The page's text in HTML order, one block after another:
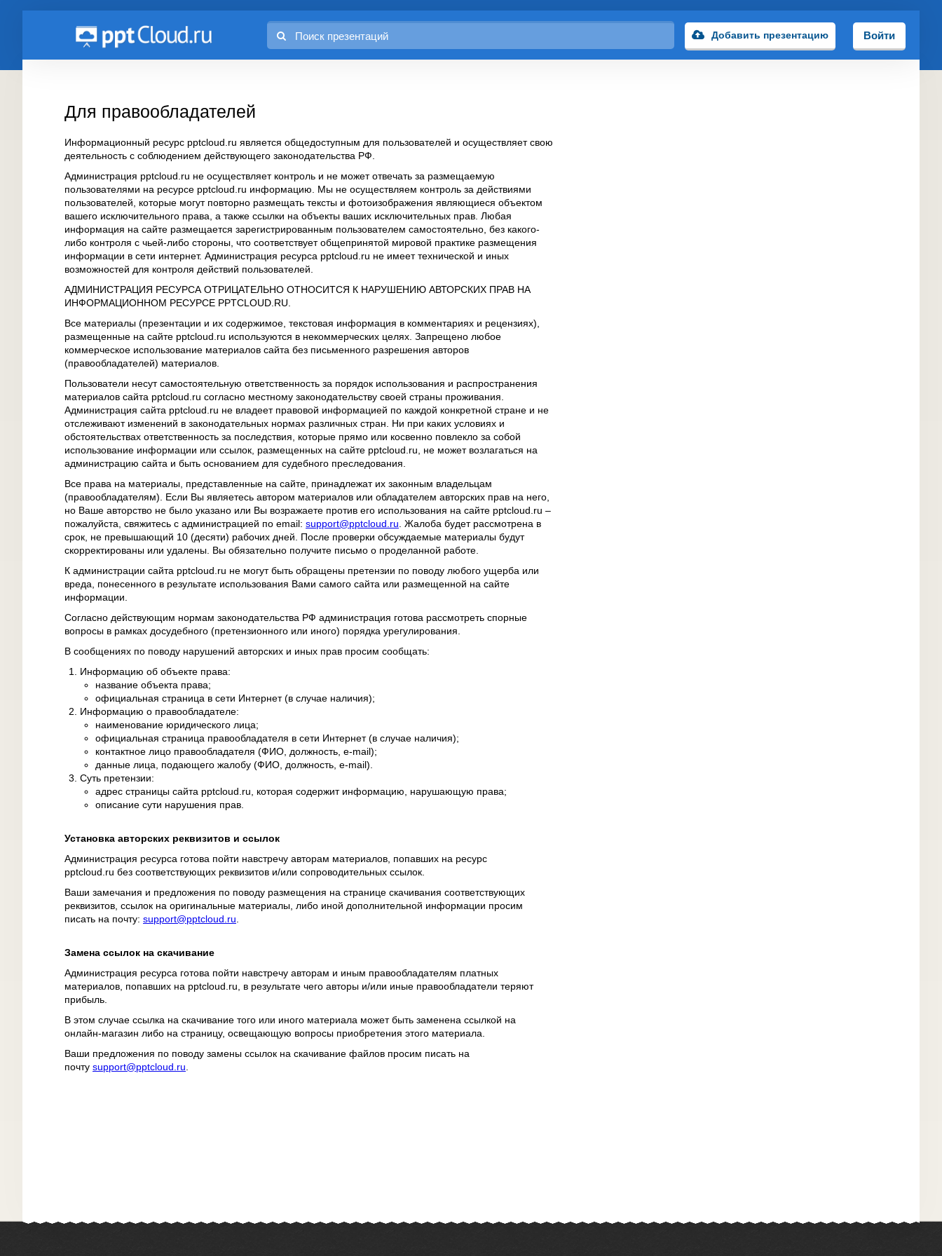
Добавить презентацию Войти
Для правообладателей
Информационный ресурс pptcloud.ru является общедоступным для пользователей и осуществляет свою
деятельность с соблюдением действующего законодательства РФ.
Администрация pptcloud.ru не осуществляет контроль и не может отвечать за размещаемую
пользователями на ресурсе pptcloud.ru информацию. Мы не осуществляем контроль за действиями
пользователей, которые могут повторно размещать тексты и фотоизображения являющиеся объектом
вашего исключительного права, а также ссылки на объекты ваших исключительных прав. Любая
информация на сайте размещается зарегистрированным пользователем самостоятельно, без какого-
либо контроля с чьей-либо стороны, что соответствует общепринятой мировой практике размещения
информации в сети интернет. Администрация ресурса pptcloud.ru не имеет технической и иных
возможностей для контроля действий пользователей.
АДМИНИСТРАЦИЯ РЕСУРСА ОТРИЦАТЕЛЬНО ОТНОСИТСЯ К НАРУШЕНИЮ АВТОРСКИХ ПРАВ НА
ИНФОРМАЦИОННОМ РЕСУРСЕ PPTCLOUD.RU.
Все материалы (презентации и их содержимое, текстовая информация в комментариях и рецензиях),
размещенные на сайте pptcloud.ru используются в некоммерческих целях. Запрещено любое
коммерческое использование материалов сайта без письменного разрешения авторов
(правообладателей) материалов.
Пользователи несут самостоятельную ответственность за порядок использования и распространения
материалов сайта pptcloud.ru согласно местному законодательству своей страны проживания.
Администрация сайта pptcloud.ru не владеет правовой информацией по каждой конкретной стране и не
отслеживают изменений в законодательных нормах различных стран. Ни при каких условиях и
обстоятельствах ответственность за последствия, которые прямо или косвенно повлекло за собой
использование информации или ссылок, размещенных на сайте pptcloud.ru, не может возлагаться на
администрацию сайта и быть основанием для судебного преследования.
Все права на материалы, представленные на сайте, принадлежат их законным владельцам
(правообладателям). Если Вы являетесь автором материалов или обладателем авторских прав на него,
но Ваше авторство не было указано или Вы возражаете против его использования на сайте pptcloud.ru –
пожалуйста, свяжитесь с администрацией по email: support@pptcloud.ru . Жалоба будет рассмотрена в
срок, не превышающий 10 (десяти) рабочих дней. После проверки обсуждаемые материалы будут
скорректированы или удалены. Вы обязательно получите письмо о проделанной работе.
К администрации сайта pptcloud.ru не могут быть обращены претензии по поводу любого ущерба или
вреда, понесенного в результате использования Вами самого сайта или размещенной на сайте
информации.
Согласно действующим нормам законодательства РФ администрация готова рассмотреть спорные
вопросы в рамках досудебного (претензионного или иного) порядка урегулирования.
В сообщениях по поводу нарушений авторских и иных прав просим сообщать:
Информацию об объекте права:
название объекта права;
официальная страница в сети Интернет (в случае наличия);
Информацию о правообладателе:
наименование юридического лица;
официальная страница правообладателя в сети Интернет (в случае наличия);
контактное лицо правообладателя (ФИО, должность, e-mail);
данные лица, подающего жалобу (ФИО, должность, e-mail).
Суть претензии:
адрес страницы сайта pptcloud.ru, которая содержит информацию, нарушающую права;
описание сути нарушения прав.
Установка авторских реквизитов и ссылок
Администрация ресурса готова пойти навстречу авторам материалов, попавших на ресурс
pptcloud.ru без соответствующих реквизитов и/или сопроводительных ссылок.
Ваши замечания и предложения по поводу размещения на странице скачивания соответствующих
реквизитов, ссылок на оригинальные материалы, либо иной дополнительной информации просим
писать на почту: support@pptcloud.ru
Замена ссылок на скачивание
Администрация ресурса готова пойти навстречу авторам и иным правообладателям платных
материалов, попавших на pptcloud.ru, в результате чего авторы и/или иные правообладатели теряют
прибыль.
В этом случае ссылка на скачивание того или иного материала может быть заменена ссылкой на
онлайн-магазин либо на страницу, освещающую вопросы приобретения этого материала.
Ваши предложения по поводу замены ссылок на скачивание файлов просим писать на
почту support@pptcloud.ru